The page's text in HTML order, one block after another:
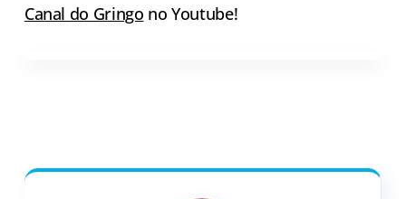
Canal do Gringo no Youtube!